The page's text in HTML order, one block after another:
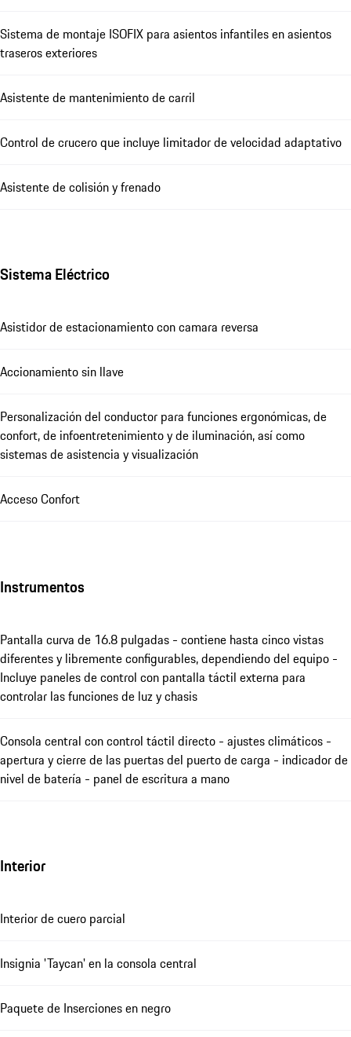
Sistema de montaje ISOFIX para asientos infantiles en asientos
traseros exteriores
Asistente de mantenimiento de carril
Control de crucero que incluye limitador de velocidad adaptativo
Asistente de colisión y frenado
Sistema Eléctrico
Asistidor de estacionamiento con camara reversa
Accionamiento sin llave
Personalización del conductor para funciones ergonómicas, de
confort, de infoentretenimiento y de iluminación, así como
sistemas de asistencia y visualización
Acceso Confort
Instrumentos
Pantalla curva de 16.8 pulgadas - contiene hasta cinco vistas
diferentes y libremente configurables, dependiendo del equipo -
Incluye paneles de control con pantalla táctil externa para
controlar las funciones de luz y chasis
Consola central con control táctil directo - ajustes climáticos -
apertura y cierre de las puertas del puerto de carga - indicador de
nivel de batería - panel de escritura a mano
Interior
Interior de cuero parcial
Insignia 'Taycan' en la consola central
Paquete de Inserciones en negro